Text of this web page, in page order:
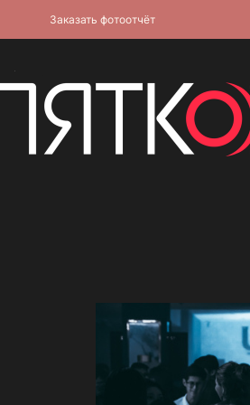
Заказать фотоотчёт